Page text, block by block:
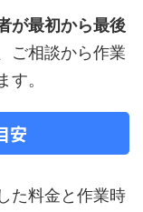
が最初から最後
ご相談から作業
。
安
た料金と作業時